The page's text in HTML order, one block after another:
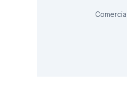
Comercial